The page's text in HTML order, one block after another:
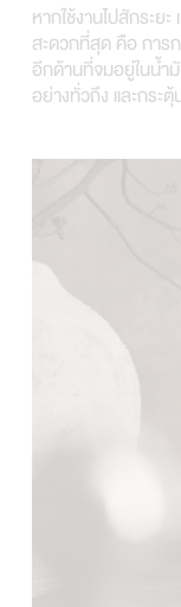
หากใช้งานไปสักระย
สะดวกที่สุด คือ การ
อีกด้านที่จมอยู่ในน้ำ
อย่างทั่วถึง และกระ